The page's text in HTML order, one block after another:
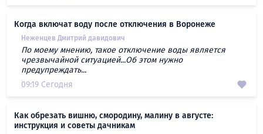
Когда включат воду после отключения в Воронеже
Неженцев Дмитрий давидович
По моему мнению, такое отключение воды является
чрезвычайной ситуацией...Об этом нужно
предупреждать...
09:19 Сегодня
Как обрезать вишню, смородину, малину в августе:
инструкция и советы дачникам